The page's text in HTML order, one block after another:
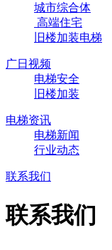
城市综合体
高端住宅
旧楼加装电梯
广日视频
电梯安全
旧楼加装
电梯资讯
电梯新闻
行业动态
联系我们
联系我们